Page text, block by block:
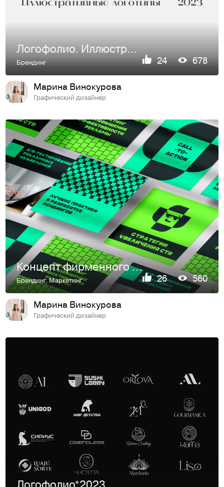
Логофолио. Иллюстративные логотипы
Брендинг 24 678
Марина Винокурова
Графический дизайнер
Концепт фирменного стиля
Брендинг,Маркетинг 26 560
Марина Винокурова
Графический дизайнер